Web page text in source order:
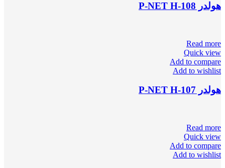
هولدر P-NET H-108
Read more
Quick view
Add to compare
Add to wishlist
هولدر P-NET H-107
Read more
Quick view
Add to compare
Add to wishlist